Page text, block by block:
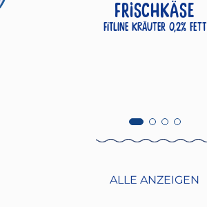
FRISCHKÄSE
Fitline Kräuter 0,2% Fett
ALLE ANZEIGEN